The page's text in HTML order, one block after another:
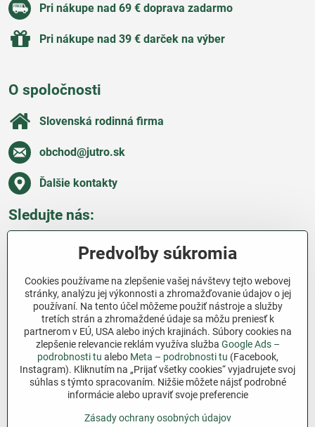
Pri nákupe nad 69 € doprava zadarmo
Pri nákupe nad 39 € darček na výber
O spoločnosti
Slovenská rodinná firma
obchod​@jutro​.sk
Ďalšie kontakty
Sledujte nás:
Všetko o nákupe
Ďakujeme za podporu
Sme slovenský e-shop bez dotácií​. Fungujeme len
vďaka vám – ľuďom, ktorí veria v poctivú prácu a
lásku k pôde​. Každý nákup na Jutro​.sk nám pomáha
pokračovať v tom, čo má zmysel – pomáhať
záhradkárom zadarmo a srdcom​.
Predvoľby súkromia
Cookies používame na zlepšenie vašej návštevy tejto webovej
stránky, analýzu jej výkonnosti a zhromažďovanie údajov o jej
používaní. Na tento účel môžeme použiť nástroje a služby
tretích strán a zhromaždené údaje sa môžu preniesť k
partnerom v EÚ, USA alebo iných krajinách. Súbory cookies na
zlepšenie relevancie reklám využíva služba Google Ads –
podrobnosti tu alebo Meta – podrobnosti tu (Facebook,
Instagram). Kliknutím na „Prijať všetky cookies“ vyjadrujete svoj
súhlas s týmto spracovaním. Nižšie môžete nájsť podrobné
informácie alebo upraviť svoje preferencie
Zásady ochrany osobných údajov